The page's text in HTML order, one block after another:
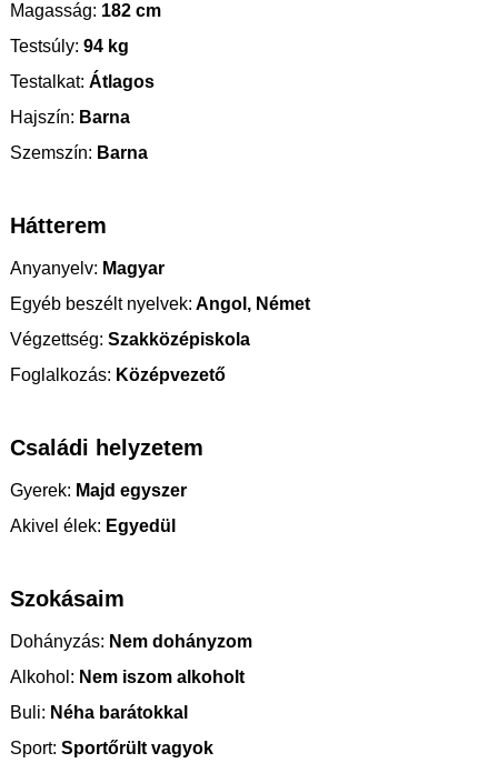
Magasság: 182 cm
Testsúly: 94 kg
Testalkat: Átlagos
Hajszín: Barna
Szemszín: Barna
Hátterem
Anyanyelv: Magyar
Egyéb beszélt nyelvek: Angol, Német
Végzettség: Szakközépiskola
Foglalkozás: Középvezető
Családi helyzetem
Gyerek: Majd egyszer
Akivel élek: Egyedül
Szokásaim
Dohányzás: Nem dohányzom
Alkohol: Nem iszom alkoholt
Buli: Néha barátokkal
Sport: Sportőrült vagyok